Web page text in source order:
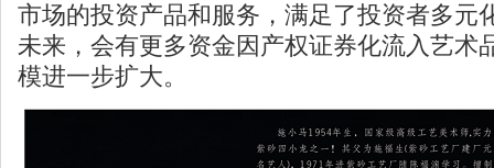
市场的投资产品和服务，满足了投资者多元
未来，会有更多资金因产权证券化流入艺术
模进一步扩大。